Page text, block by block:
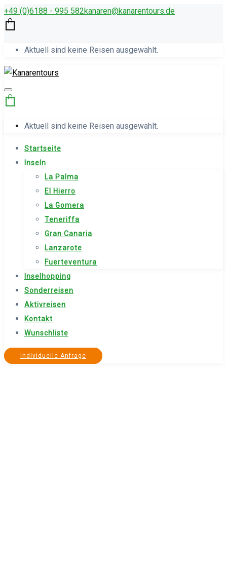
+49 (0)6188 - 995 582kana­ren@kanarentours.de
Aktuell sind keine Reisen ausgewählt.
Aktuell sind keine Reisen ausgewählt.
Startseite
Inseln
La Palma
El Hierro
La Gomera
Teneriffa
Gran Canaria
Lanzarote
Fuerteventura
Inselhopping
Sonderreisen
Aktivreisen
Kontakt
Wunschliste
Individuelle Anfrage